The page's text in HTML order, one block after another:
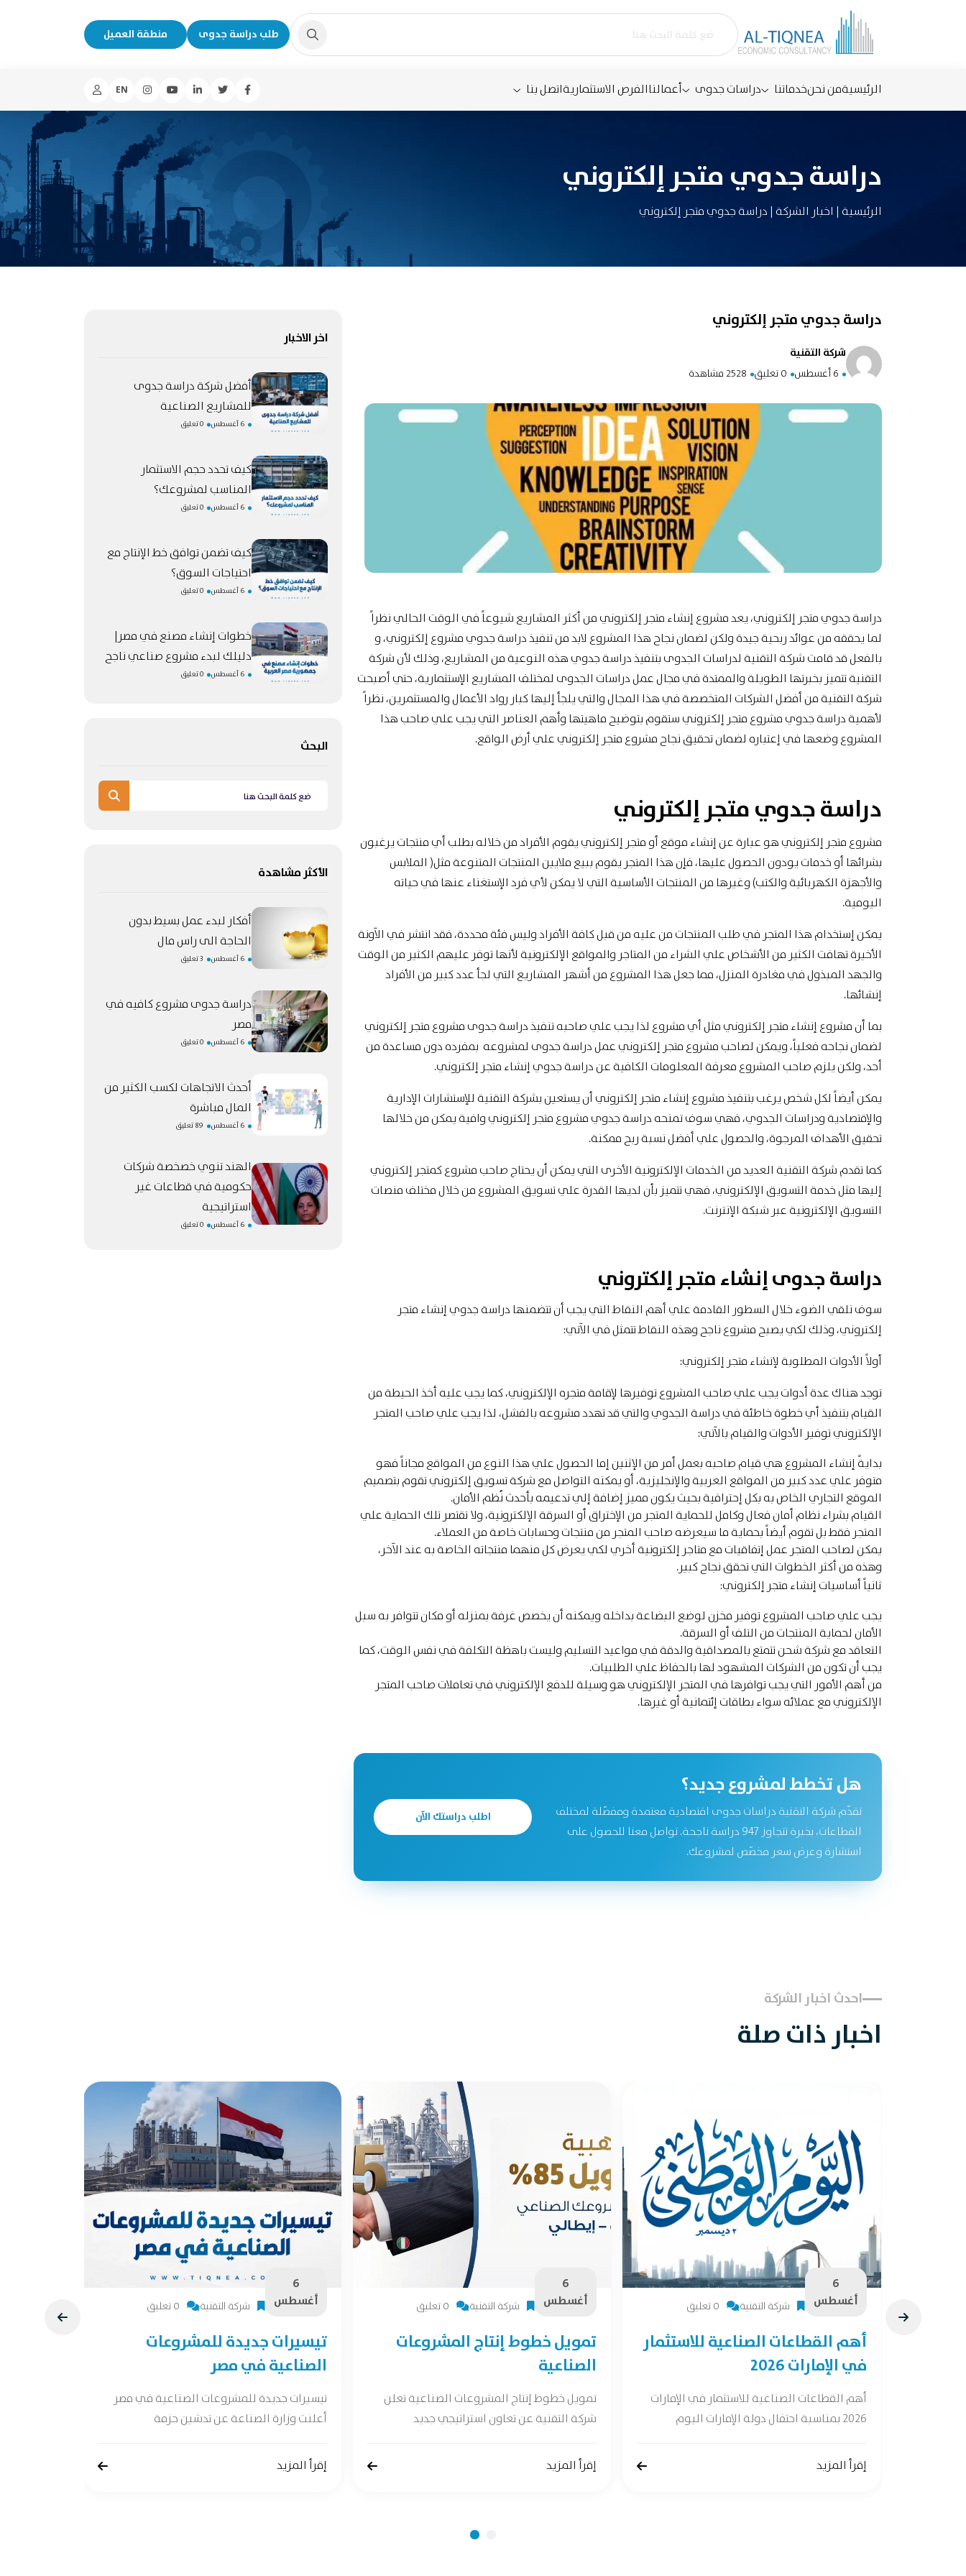
طلب دراسة جدوى منطقة العميل
الرئيسيةمن نحنخدماتنا دراسات جدوى أعمالناالفرص الاستثماريةاتصل بنا EN
دراسة جدوي متجر إلكتروني
الرئيسية | اخبار الشركة | دراسة جدوي متجر إلكتروني
دراسة جدوي متجر إلكتروني
شركة التقنية
6 أغسطس
0 تعليق 2528 مشاهدة
دراسة جدوي متجر إلكتروني، يعد مشروع إنشاء متجر إلكتروني من أكثر المشاريع شيوعاً في الوقت الحالي نظراً
لما يحققه من عوائد ربحية جيدة ولكن لضمان نجاح هذا المشروع لابد من تنفيذ دراسة جدوي مشروع إلكتروني، و
بالفعل قد قامت شركة التقنية لدراسات الجدوى بتنفيذ دراسة جدوي هذه النوعية من المشاريع، وذلك لأن شركة
التقنية تتميز بخبرتها الطويلة والممتدة في مجال عمل دراسات الجدوى لمختلف المشاريع الإستثمارية، حتي أصبحت
شركة التقنية من أفضل الشركات المتخصصة في هذا المجال والتي يلجأ إليها كبار رواد الأعمال والمستثمرين، نظراً
لأهمية دراسة جدوي مشروع متجر إلكتروني ستقوم بتوضيح ماهيتها وأهم العناصر التي يجب علي صاحب هذا
المشروع وضعها في إعتباره لضمان تحقيق نجاح مشروع متجر إلكتروني علي أرض الواقع.
دراسة جدوي متجر إلكتروني
مشروع متجر إلكتروني هو عبارة عن إنشاء موقع أو متجر إلكتروني يقوم الأفراد من خلاله بطلب أي منتجات يرغبون
بشرائها أو خدمات يودون الحصول عليها، فإن هذا المتجر يقوم ببيع ملايين المنتجات المتنوعة مثل( الملابس
والأجهزة الكهربائية والكتب) وغيرها من المنتجات الأساسية التي لا يمكن لأي فرد الإستغناء عنها في حياته
اليومية.
يمكن إستخدام هذا المتجر في طلب المنتجات من عليه من قبل كافة الأفراد وليس فئة محددة، فقد انتشر في الآونة
الأخيرة تهافت الكثير من الأشخاص علي الشراء من المتاجر والمواقع الإلكترونية لأنها توفر عليهم الكثير من الوقت
والجهد المبذول في مغادرة المنزل، مما جعل هذا المشروع من أشهر المشاريع التي لجأ عدد كبير من الأفراد
إنشائها.
بما أن مشروع إنشاء متجر إلكتروني مثل أي مشروع لذا يجب علي صاحبه تنفيذ دراسة جدوى مشروع متجر إلكتروني
لضمان نجاحه فعلياً، ويمكن لصاحب مشروع متجر إلكتروني عمل دراسة جدوى لمشروعه بمفرده دون مساعدة من
أحد، ولكن يلزم صاحب المشروع معرفة المعلومات الكافية عن دراسة جدوي إنشاء متجر إلكتروني.
يمكن أيضاً لكل شخص يرغب بتنفيذ مشروع إنشاء متجر إلكتروني أن يستعين بشركة التقنية للإستشارات الإدارية
والإقتصادية ودراسات الجدوي، فهي سوف تمنحه دراسة جدوي مشروع متجر إلكتروني وافية يمكن من خلالها
تحقيق الأهداف المرجوة، والحصول علي أفضل نسبة ربح ممكنة.
كما تقدم شركة التقنية العديد من الخدمات الإلكترونية الأخرى التي يمكن أن يحتاج صاحب مشروع كمتجر إلكتروني
إليها مثل خدمة التسويق الإلكتروني، فهي تتميز بأن لديها القدرة علي تسويق المشروع من خلال مختلف منصات
التسويق الإلكترونية عبر شبكة الإنترنت.
دراسة جدوى إنشاء متجر إلكتروني
سوف نلقي الضوء خلال السطور القادمة علي أهم النقاط التي يجب أن تتضمنها دراسة جدوي إنشاء متجر
إلكتروني، وذلك لكي يصبح مشروع ناجح وهذه النقاط تتمثل في الآتي:
أولاً الأدوات المطلوبة لإنشاء متجر إلكتروني:
توجد هناك عدة أدوات يجب علي صاحب المشروع توفيرها لإقامة متجره الإلكتروني، كما يجب عليه أخذ الحيطة من
القيام بتنفيذ أي خطوة خاطئة في دراسة الجدوي والتي قد تهدد مشروعه بالفشل، لذا يجب علي صاحب المتجر
الإلكتروني توفير الأدوات والقيام بالآتي:
بدايةً إنشاء المشروع هي قيام صاحبه بعمل أمر من الإثنين إما الحصول علي هذا النوع من المواقع مجاناً فهو
متوفر علي عدد كبير من المواقع العربية والإنجليزية، أو يمكنه التواصل مع شركة تسويق إلكتروني تقوم بتصميم
الموقع التجاري الخاص به بكل إحترافية بحيث يكون مميز إضافة إلي تدعيمه بأحدث نُظم الأمان.
القيام بشراء نظام أمان فعال وكامل للحماية المتجر من الإختراق أو السرقة الإلكترونية، ولا تقتصر تلك الحماية علي
المتجر فقط بل تقوم أيضاً بحماية ما سيعرضه صاحب المتجر من منتجات وحسابات خاصة من العملاء.
يمكن لصاحب المتجر عمل إتفاقيات مع متاجر إلكترونية أخري لكي يعرض كل منهما منتجاته الخاصة به عند الآخر،
وهذه من أكثر الخطوات التي تحقق نجاح كبير.
ثانياً أساسيات إنشاء متجر إلكتروني:
يجب علي صاحب المشروع توفير مخزن لوضع البضاعة بداخله ويمكنه أن يخصص غرفة بمنزله أو مكان تتوافر به سبل
الأمان لحماية المنتجات من التلف أو السرقة.
التعاقد مع شركة شحن تتمتع بالمصداقية والدقة في مواعيد التسليم وليست باهظة التكلفة في نفس الوقت، كما
يجب أن تكون من الشركات المشهود لها بالحفاظ علي الطلبيات.
من أهم الأمور التي يجب توافرها في المتجر الإلكتروني هو وسيلة للدفع الإلكتروني في تعاملات صاحب المتجر
الإلكتروني مع عملائه سواء بطاقات إئتمانية أو غيرها.
هل تخطط لمشروع جديد؟
تقدّم شركة التقنية دراسات جدوى اقتصادية معتمدة ومفصّلة لمختلف
القطاعات، بخبرة تتجاوز 947 دراسة ناجحة. تواصل معنا للحصول على
استشارة وعرض سعر مخصّص لمشروعك.
اطلب دراستك الآن
اخر الاخبار
أفضل شركة دراسة جدوى
للمشاريع الصناعية
6 أغسطس 0 تعليق
كيف تحدد حجم الاستثمار
المناسب لمشروعك؟
6 أغسطس 0 تعليق
كيف تضمن توافق خط الإنتاج مع
احتياجات السوق؟
6 أغسطس 0 تعليق
خطوات إنشاء مصنع في مصر|
دليلك لبدء مشروع صناعي ناجح
6 أغسطس 0 تعليق
البحث
الأكثر مشاهدة
أفكار لبدء عمل بسيط بدون
الحاجة الى راس مال
6 أغسطس 3 تعليق
دراسة جدوى مشروع كافيه في
مصر
6 أغسطس 0 تعليق
أحدث الاتجاهات لكسب الكثير من
المال مباشرة
6 أغسطس 89 تعليق
الهند تنوي خصخصة شركات
حكومية في قطاعات غير
استراتيجية
6 أغسطس 0 تعليق
احدث اخبار الشركة
اخبار ذات صلة
6
أغسطس
شركة التقنية 0 تعليق
تيسيرات جديدة للمشروعات
الصناعية في مصر
تيسيرات جديدة للمشروعات الصناعية في مصر
أعلنت وزارة الصناعة عن تدشين حزمة
إقرأ المزيد
6
أغسطس
شركة التقنية 0 تعليق
تمويل خطوط إنتاج المشروعات
الصناعية
تمويل خطوط إنتاج المشروعات الصناعية تعلن
شركة التقنية عن تعاون استراتيجي جديد
إقرأ المزيد
6
أغسطس
شركة التقنية 0 تعليق
أهم القطاعات الصناعية للاستثمار
في الإمارات 2026
أهم القطاعات الصناعية للاستثمار في الإمارات
2026 بمناسبة احتفال دولة الإمارات اليوم
إقرأ المزيد